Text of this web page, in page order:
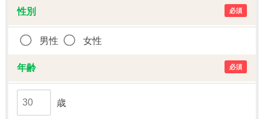
性別 必須
男性 女性
年齢 必須
歳